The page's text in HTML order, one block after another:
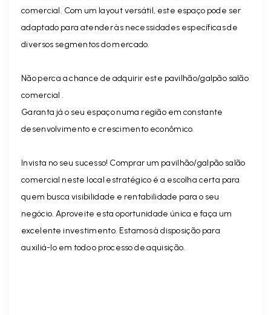
comercial. Com um layout versátil, este espaço pode ser
adaptado para atender às necessidades específicas de
diversos segmentos do mercado.
Não perca a chance de adquirir este pavilhão/galpão salão
comercial .
Garanta já o seu espaço numa região em constante
desenvolvimento e crescimento econômico.
Invista no seu sucesso! Comprar um pavilhão/galpão salão
comercial neste local estratégico é a escolha certa para
quem busca visibilidade e rentabilidade para o seu
negócio. Aproveite esta oportunidade única e faça um
excelente investimento. Estamos à disposição para
auxiliá-lo em todo o processo de aquisição.